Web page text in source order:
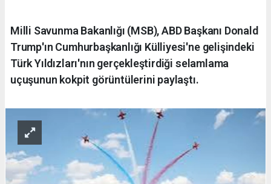
Milli Savunma Bakanlığı (MSB), ABD Başkanı Donald
Trump'ın Cumhurbaşkanlığı Külliyesi'ne gelişindeki
Türk Yıldızları'nın gerçekleştirdiği selamlama
uçuşunun kokpit görüntülerini paylaştı.